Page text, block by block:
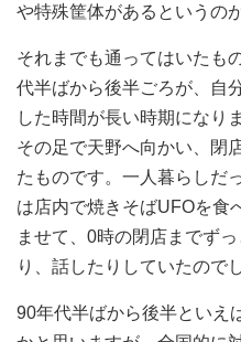
や特殊筐体があるというの
それまでも通ってはいたも
代半ばから後半ごろが、自
した時間が長い時期になり
その足で天野へ向かい、閉
たものです。一人暮らしだ
は店内で焼きそばUFOを食
ませて、0時の閉店までず
り、話したりしていたので
90年代半ばから後半といえ